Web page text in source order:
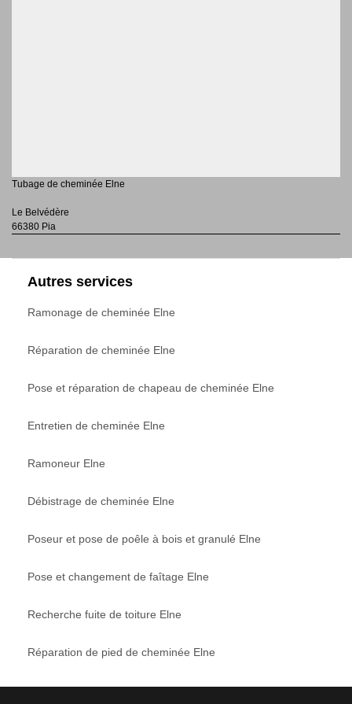
Tubage de cheminée Elne
Le Belvédère
66380 Pia
Autres services
Ramonage de cheminée Elne
Réparation de cheminée Elne
Pose et réparation de chapeau de cheminée Elne
Entretien de cheminée Elne
Ramoneur Elne
Débistrage de cheminée Elne
Poseur et pose de poêle à bois et granulé Elne
Pose et changement de faîtage Elne
Recherche fuite de toiture Elne
Réparation de pied de cheminée Elne